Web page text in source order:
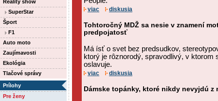
Reality show
SuperStar
Šport
F1
Auto moto
Zaujímavosti
Ekológia
Tlačové správy
Prílohy
Pre ženy
viac diskusia
Tohtoročný MDŽ sa nesie v znamení
predpojatosť
Má ísť o svet bez predsudkov,
ktorý je rôznorodý, spravodlivý, v ktorom
oslavuje.
viac diskusia
Dámske topánky, ktoré nikdy nevyjdú z